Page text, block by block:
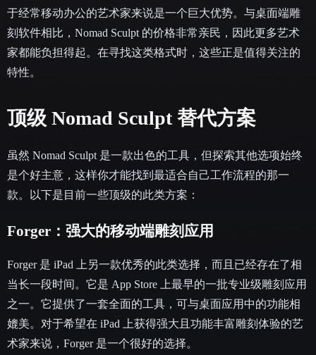
于经常移动办公的艺术家来说是一个巨大优势。与桌面端雕
刻软件相比，Nomad Sculpt 的价格非常亲民，因此更多艺术
家都能负担得起。在寻找这类格式时，这些正是值得关注的
特性。
顶级 Nomad Sculpt 替代方案
虽然 Nomad Sculpt 是一款出色的工具，但探索其他选项始终
是个好主意，这样你才能找到最适合自己工作流程的那一
款。以下是目前一些顶级的此类方案：
Forger：强大的移动端雕刻应用
Forger 是 iPad 上另一款优秀的此类选择，而且已经存在了相
当长一段时间。它是 App Store 上最早的一批专业级雕刻应用
之一。它提供了一套全面的工具，可与桌面应用中的功能相
媲美。对于希望在 iPad 上获得强大且功能丰富雕刻体验的艺
术家来说，Forger 是一个很好的选择。